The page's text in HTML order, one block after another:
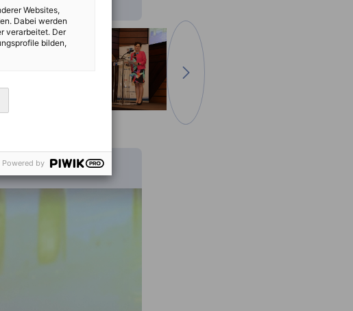
Отидете на следващото
Websites,
Dabei werden
verarbeitet. Der
bilden,
Powered by